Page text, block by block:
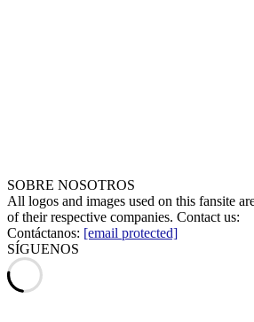
SOBRE NOSOTROS
All logos and images used on this fansite
of their respective companies. Contact us:
Contáctanos: [email protected]
SÍGUENOS